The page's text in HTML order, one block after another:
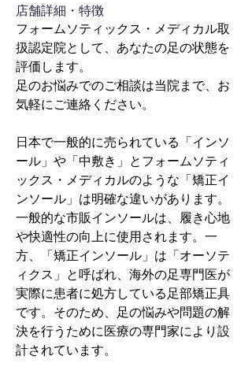
​店舗詳細・特徴
フォームソティックス・メディカル取
扱認定院として、あなたの足の状態を
評価します。
足のお悩みでのご相談は当院まで、お
気軽にご連絡ください。
日本で一般的に売られている「インソ
ール」や「中敷き」とフォームソティ
ックス・メディカルのような「矯正イ
ンソール」は明確な違いがあります。
一般的な市販インソールは、履き心地
や快適性の向上に使用されます。一
方、「矯正インソール」は「オーソテ
ィクス」と呼ばれ、海外の足専門医が
実際に患者に処方している足部矯正具
です。そのため、足の悩みや問題の解
決を行うために医療の専門家により設
計されています。